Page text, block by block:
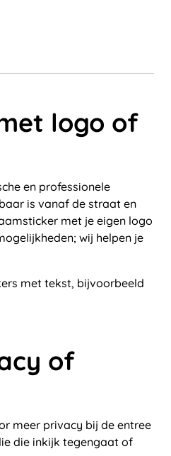
logo of
en professionele
is vanaf de straat en
met je eigen logo
wij helpen je
met tekst, bijvoorbeeld
of
meer privacy bij de entree
die inkijk tegengaat of